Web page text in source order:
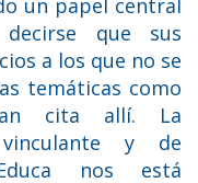
un papel central
que sus
a los que no se
temáticas como
cita allí. La
vinculante y de
nos está